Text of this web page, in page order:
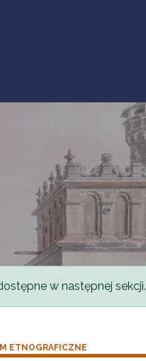
w następnej sekcji.
ETNOGRAFICZNE